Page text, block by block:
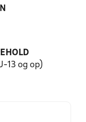
13 og op)